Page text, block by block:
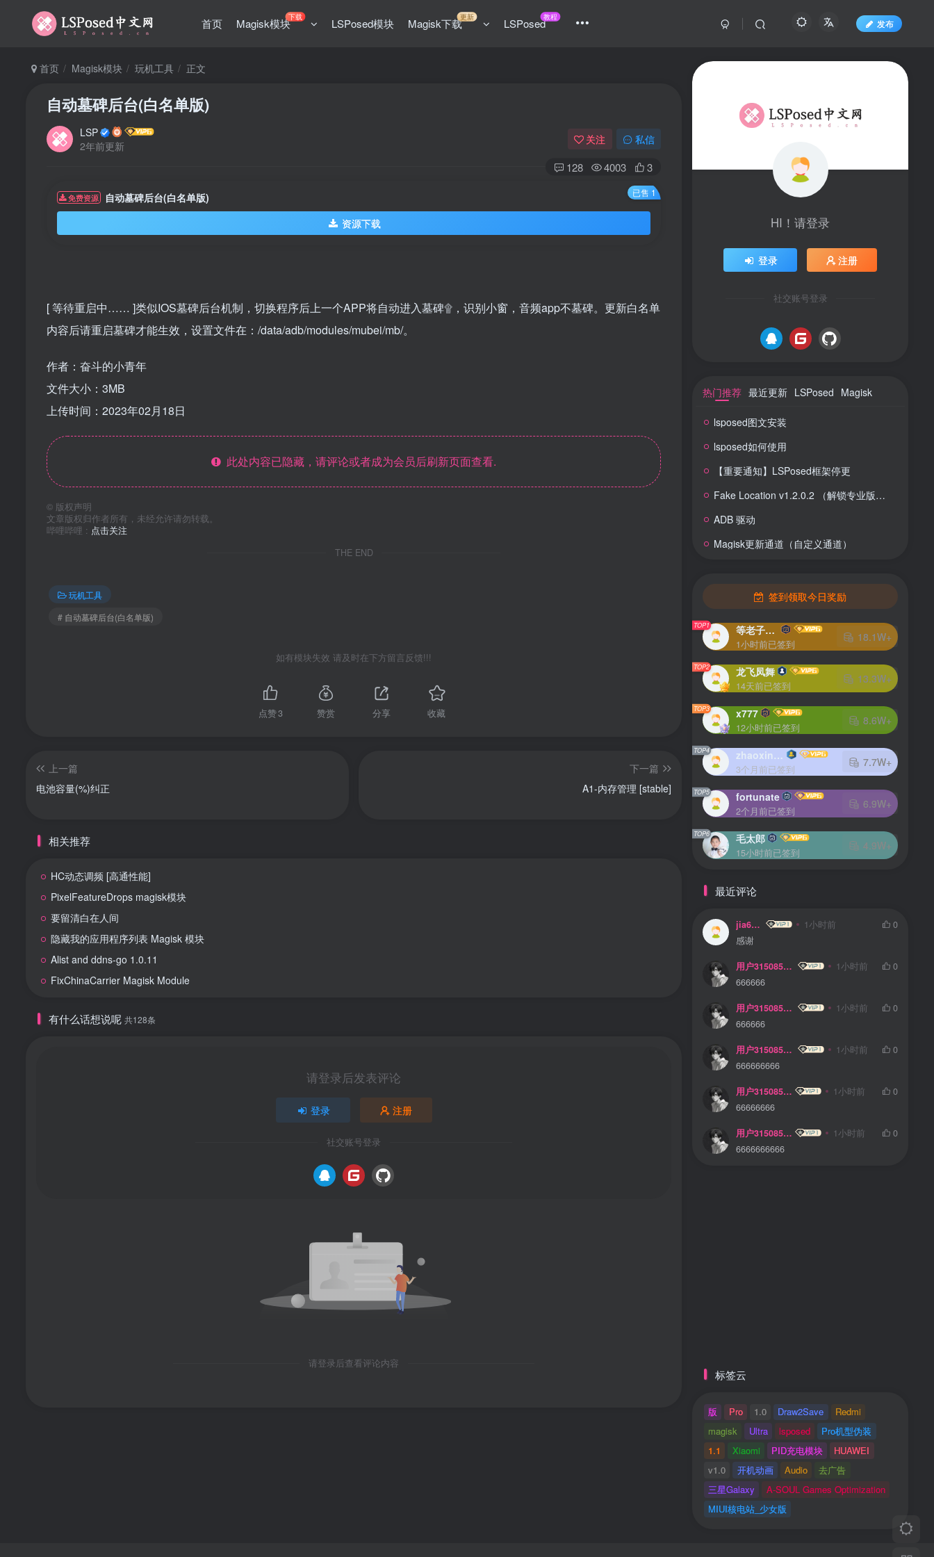
首页 Magisk模块下载 LSPosed模块 Magisk下载更新 LSPosed教程
发布
首页 Magisk模块 玩机工具 正文
自动墓碑后台(白名单版)
LSP
2年前更新
关注 私信
128 4003 3
已售 1
免费资源
自动墓碑后台(白名单版)
资源下载
[ 等待重启中…… ]类似IOS墓碑后台机制，切换程序后上一个APP将自动进入墓碑۩，识别小窗，音频app不墓碑。更新白名单
内容后请重启墓碑才能生效，设置文件在：/data/adb/modules/mubei/mb/。
作者：奋斗的小青年
文件大小：3MB
上传时间：2023年02月18日
此处内容已隐藏，请评论或者成为会员后刷新页面查看.
© 版权声明
文章版权归作者所有，未经允许请勿转载。
哔哩哔哩 : 点击关注
THE END
玩机工具
# 自动墓碑后台(白名单版)
如有模块失效 请及时在下方留言反馈!!!
点赞3 赞赏 分享 收藏
上一篇
电池容量(%)纠正
下一篇
A1-内存管理 [stable]
相关推荐
HC动态调频 [高通性能]
PixelFeatureDrops magisk模块
要留清白在人间
隐藏我的应用程序列表 Magisk 模块
Alist and ddns-go 1.0.11
FixChinaCarrier Magisk Module
有什么话想说呢 共128条
请登录后发表评论
登录 注册
社交账号登录
请登录后查看评论内容
HI！请登录
登录 注册
社交账号登录
热门推荐 最近更新 LSPosed Magisk
lsposed图文安装
lsposed如何使用
【重要通知】LSPosed框架停更
Fake Location v1.2.0.2 （解锁专业版） 虚拟定位
ADB 驱动
Magisk更新通道（自定义通道）
签到领取今日奖励
TOP1 等老子火了
1小时前已签到
18.1W+
TOP2 龙飞凤舞
14天前已签到
13.3W+
TOP3 x777
12小时前已签到
8.6W+
TOP4 zhaoxingheng
3个月前已签到
7.7W+
TOP5 fortunate
2个月前已签到
6.9W+
TOP6 毛太郎
15小时前已签到
4.9W+
最近评论
jia666 1小时前
0
感谢
用户31508568 1小时前
0
666666
用户31508568 1小时前
0
666666
用户31508568 1小时前
0
666666666
用户31508568 1小时前
0
66666666
用户31508568 1小时前
0
6666666666
标签云
版 Pro 1.0 Draw2Save
Redmi
magisk
Ultra lsposed
Pro机型伪装
1.1
Xiaomi PID充电模块
HUAWEI
v1.0
开机动画 Audio
去广告
三星Galaxy
A-SOUL Games Optimization
MIUI核电站_少女版